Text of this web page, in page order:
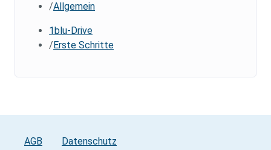
Allgemein
1blu-Drive
Erste Schritte
AGB Datenschutz